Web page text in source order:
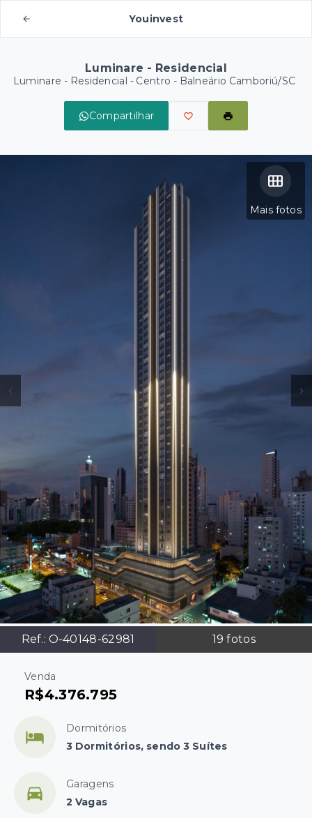
Youinvest
Luminare - Residencial
Luminare - Residencial - Centro - Balneário Camboriú/SC
Compartilhar
Mais fotos
Ref.: O-40148-62981 19 fotos
Venda
R$4.376.795
Dormitórios
3 Dormitórios, sendo 3 Suítes
Garagens
2 Vagas